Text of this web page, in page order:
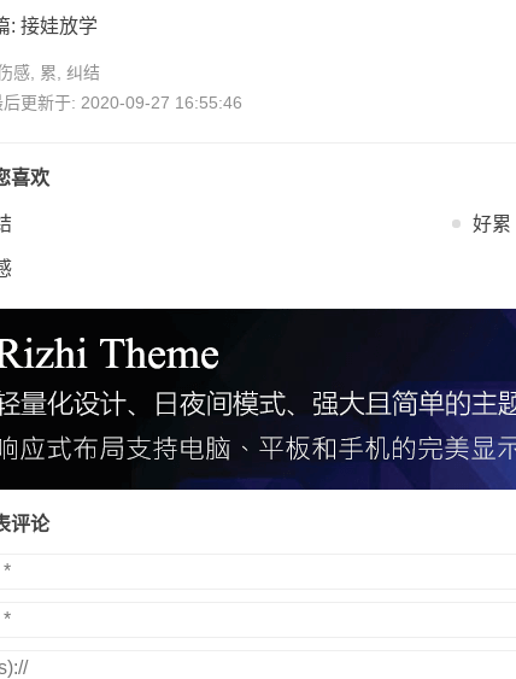
: 接娃放学
感 累
纠结
后更新于: 2020-09-27 16:55:46
喜欢
好累
评论